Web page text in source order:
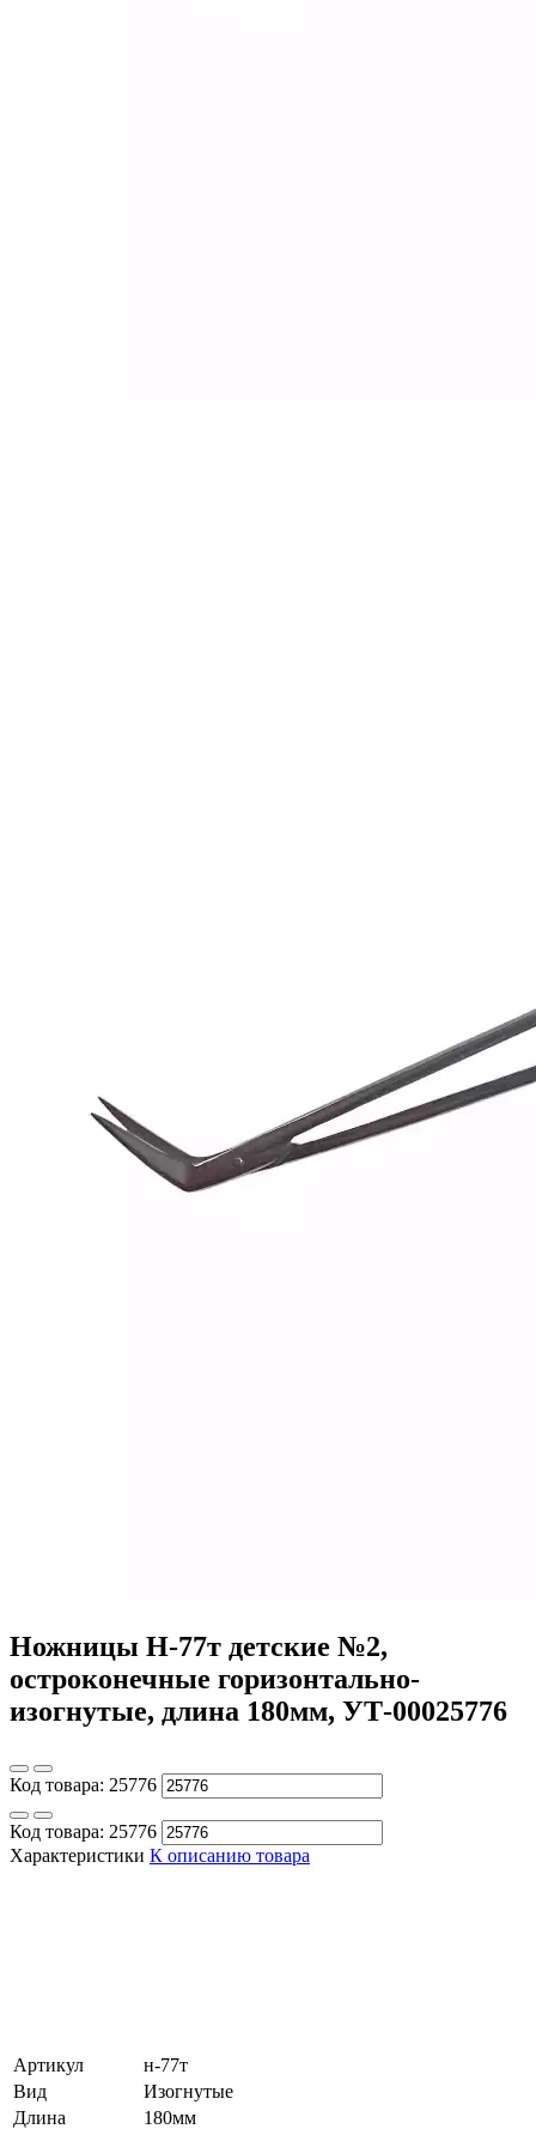
Ножницы Н-77т детские №2,
остроконечные горизонтально-
изогнутые, длина 180мм, УТ-00025776
Код товара: 25776
Код товара: 25776
Характеристики К описанию товара
Артикул
н-77т
Вид
Изогнутые
Длина
180мм